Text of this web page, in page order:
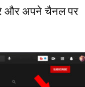
और अपने चैनल पर